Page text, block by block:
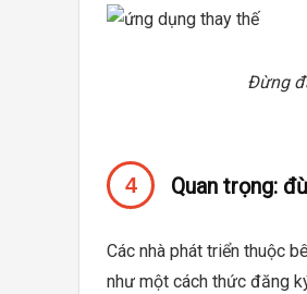
Đừng
Quan trọng:
Các nhà phát triển thuộc
như một cách thức đăng